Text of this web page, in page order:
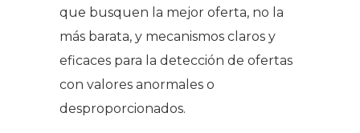
que busquen la mejor oferta, no la
más barata, y mecanismos claros y
eficaces para la detección de ofertas
con valores anormales o
desproporcionados.